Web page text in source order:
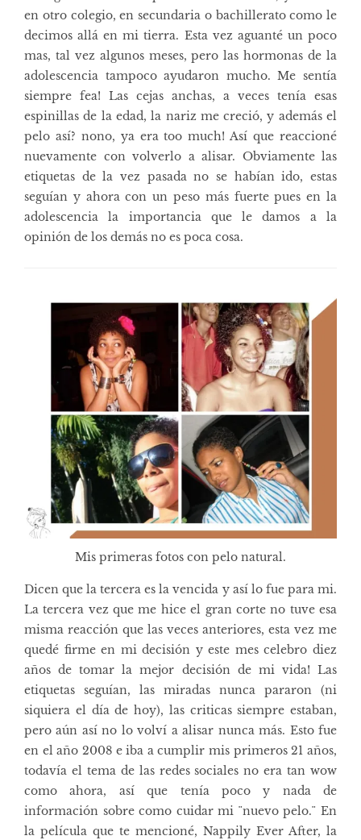
en otro colegio, en secundaria o bachillerato como le
decimos allá en mi tierra. Esta vez aguanté un poco
mas, tal vez algunos meses, pero las hormonas de la
adolescencia tampoco ayudaron mucho. Me sentía
siempre fea! Las cejas anchas, a veces tenía esas
espinillas de la edad, la nariz me creció, y además el
pelo así? nono, ya era too much! Así que reaccioné
nuevamente con volverlo a alisar. Obviamente las
etiquetas de la vez pasada no se habían ido, estas
seguían y ahora con un peso más fuerte pues en la
adolescencia la importancia que le damos a la
opinión de los demás no es poca cosa.
Mis primeras fotos con pelo natural.
Dicen que la tercera es la vencida y así lo fue para mi.
La tercera vez que me hice el gran corte no tuve esa
misma reacción que las veces anteriores, esta vez me
quedé firme en mi decisión y este mes celebro diez
años de tomar la mejor decisión de mi vida! Las
etiquetas seguían, las miradas nunca pararon (ni
siquiera el día de hoy), las criticas siempre estaban,
pero aún así no lo volví a alisar nunca más. Esto fue
en el año 2008 e iba a cumplir mis primeros 21 años,
todavía el tema de las redes sociales no era tan wow
como ahora, así que tenía poco y nada de
información sobre como cuidar mi ¨nuevo pelo.¨ En
la película que te mencioné, Nappily Ever After, la